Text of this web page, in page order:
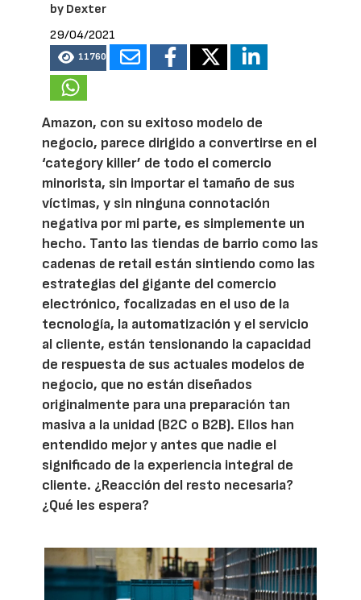
by Dexter
29/04/2021
11760
Amazon, con su exitoso modelo de
negocio, parece dirigido a convertirse en el
‘category killer’ de todo el comercio
minorista, sin importar el tamaño de sus
víctimas, y sin ninguna connotación
negativa por mi parte, es simplemente un
hecho. Tanto las tiendas de barrio como las
cadenas de retail están sintiendo como las
estrategias del gigante del comercio
electrónico, focalizadas en el uso de la
tecnología, la automatización y el servicio
al cliente, están tensionando la capacidad
de respuesta de sus actuales modelos de
negocio, que no están diseñados
originalmente para una preparación tan
masiva a la unidad (B2C o B2B). Ellos han
entendido mejor y antes que nadie el
significado de la experiencia integral de
cliente. ¿Reacción del resto necesaria?
¿Qué les espera?